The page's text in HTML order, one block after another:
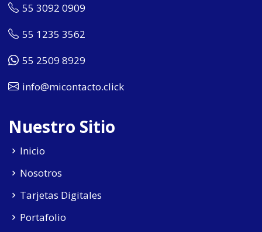
55 3092 0909
55 1235 3562
55 2509 8929
info@micontacto.click
Nuestro Sitio
Inicio
Nosotros
Tarjetas Digitales
Portafolio